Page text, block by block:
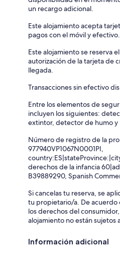
un recargo adicional.
Este alojamiento acepta
pagos con el móvil y efectivo.
Este alojamiento se reserva
autorización de la tarjeta de
llegada.
Transacciones sin efectivo
Entre los elementos de
incluyen los siguientes:
extintor, detector de humo y
Número de registro de la
977940VP1067N0001PI,
derechos de la infancia
B39889290, Spanish
Si cancelas tu reserva, se
tu propietario/a. De acuerdo
los derechos del
alojamiento no están
Información adicional